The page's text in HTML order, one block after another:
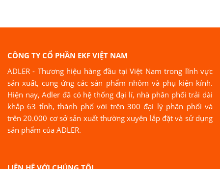
CÔNG TY CỔ PHẦN EKF VIỆT NAM
ADLER - Thương hiệu hàng đầu tại Việt Nam trong lĩnh vực
sản xuất, cung ứng các sản phẩm nhôm và phụ kiện kính.
Hiện nay, Adler đã có hệ thống đại lí, nhà phân phối trải dài
khắp 63 tỉnh, thành phố với trên 300 đại lý phân phối và
trên 20.000 cơ sở sản xuất thường xuyên lắp đặt và sử dụng
sản phẩm của ADLER.